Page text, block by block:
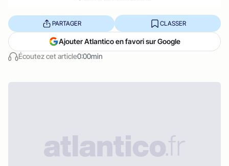
Écoutez cet article0:00min
PARTAGER CLASSER
Ajouter Atlantico en favori sur Google